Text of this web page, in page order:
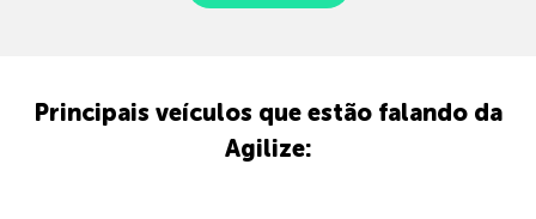
Principais veículos que estão falando da
Agilize: